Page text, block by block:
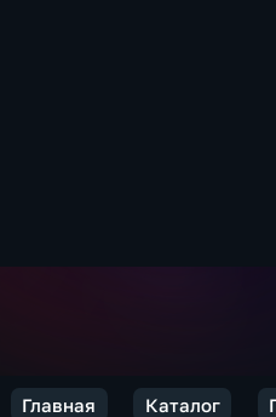
Главная Каталог